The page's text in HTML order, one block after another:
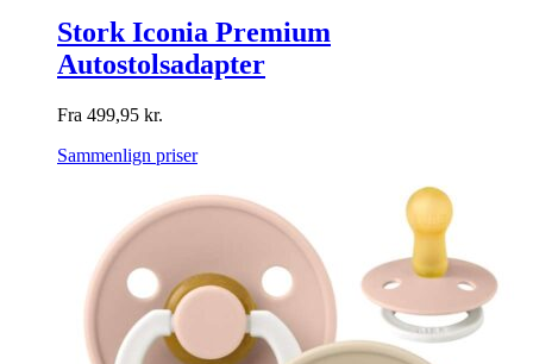
Stork Iconia Premium
Autostolsadapter
Fra 499,95 kr.
Sammenlign priser